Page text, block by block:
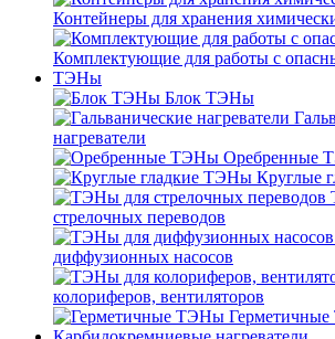
Контейнеры для хранения
Комплектующие для работы с
ТЭНы
Блок ТЭНы
нагреватели
Оребренные
Круглые
стрелочных переводов
диффузионных насосов
колориферов, вентиляторов